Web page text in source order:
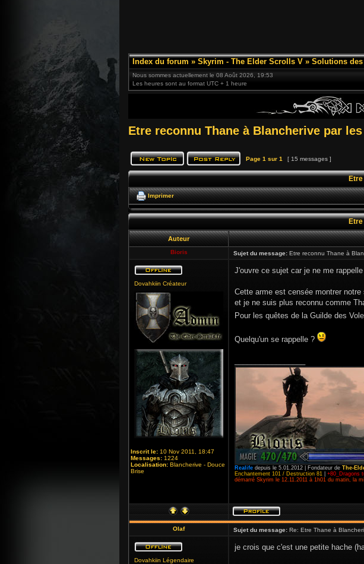
Index du forum » Skyrim - The Elder Scrolls V » Solutions des
Nous sommes actuellement le 08 Août 2026, 19:53
Les heures sont au format UTC + 1 heure
Etre reconnu Thane à Blancherive par
Page 1 sur 1 [ 15 messages ]
Etre
Imprimer
Etre
Auteur
Bioris Sujet du message: Etre reconnu Thane à
Dovahkiin Créateur
Inscrit le: 10 Nov 2011, 18:47
Messages: 1224
Localisation: Blancherive - Douce
Brise
J'ouvre ce sujet car je ne me
Cette arme est censée montrer
et je ne suis plus reconnu comme
Pour les quêtes de la Guilde des
Quelqu'un se rappelle ?
Realife depuis le 5.01.2012 | Fondateur de The-
Enchantement 101 / Destruction 81
+80_Dragons
démarré Skyrim le 12.11.2011 à 1h01 du matin, la
Olaf Sujet du message: Re: Etre Thane à
Dovahkiin Légendaire
je crois que c'est une petite hache